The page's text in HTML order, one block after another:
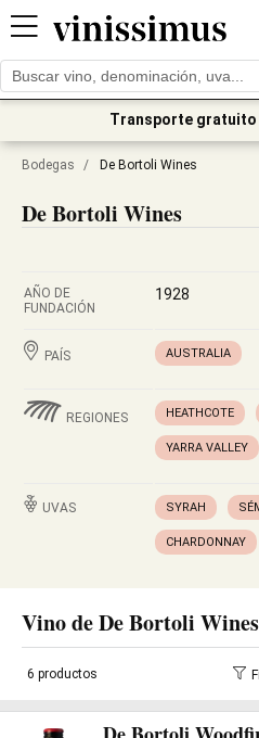
Transporte gratuito
Bodegas / De Bortoli Wines
De Bortoli Wines
AÑO DE
FUNDACIÓN
1928
PAÍS AUSTRALIA
REGIONES HEATHCOTE
YARRA VALLEY
UVAS SYRAH
CHARDONNAY
Vino de De Bortoli Wines
6 productos